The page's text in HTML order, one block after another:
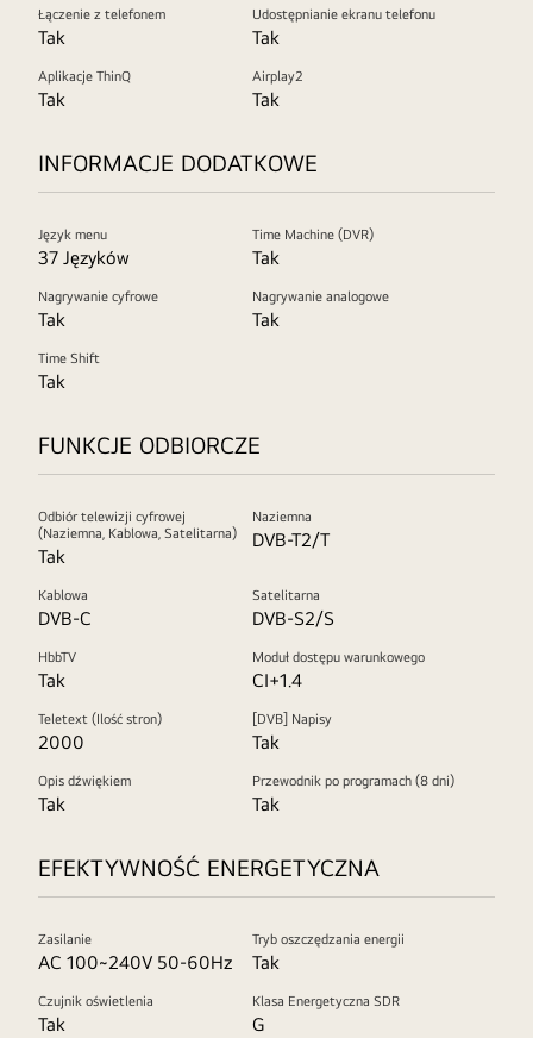
Łączenie z telefonem
Tak
Udostępnianie ekranu telefonu
Tak
Aplikacje ThinQ
Tak
Airplay2
Tak
INFORMACJE DODATKOWE
Język menu
37 Języków
Time Machine (DVR)
Tak
Nagrywanie cyfrowe
Tak
Nagrywanie analogowe
Tak
Time Shift
Tak
FUNKCJE ODBIORCZE
Odbiór telewizji cyfrowej
(Naziemna, Kablowa, Satelitarna)
Tak
Naziemna
DVB-T2/T
Kablowa
DVB-C
Satelitarna
DVB-S2/S
HbbTV
Tak
Moduł dostępu warunkowego
CI+1.4
Teletext (Ilość stron)
2000
[DVB] Napisy
Tak
Opis dźwiękiem
Tak
Przewodnik po programach (8 dni)
Tak
EFEKTYWNOŚĆ ENERGETYCZNA
Zasilanie
AC 100~240V 50-60Hz
Tryb oszczędzania energii
Tak
Czujnik oświetlenia
Tak
Klasa Energetyczna SDR
G